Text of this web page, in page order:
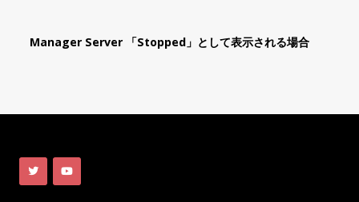
Manager Server 「Stopped」として表示される場合